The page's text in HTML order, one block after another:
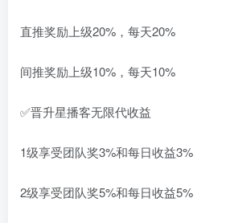
直推奖励上级20%，每天20%
间推奖励上级10%，每天10%
✅晋升星播客无限代收益
1级享受团队奖3%和每日收益3%
2级享受团队奖5%和每日收益5%